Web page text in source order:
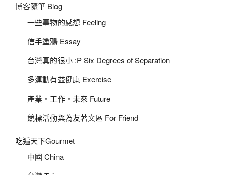
博客隨筆 Blog
一些事物的感想 Feeling
信手塗鴉 Essay
台灣真的很小 :P Six Degrees of Separation
多運動有益健康 Exercise
產業‧工作‧未來 Future
競標活動與為友著文區 For Friend
吃遍天下Gourmet
中國 China